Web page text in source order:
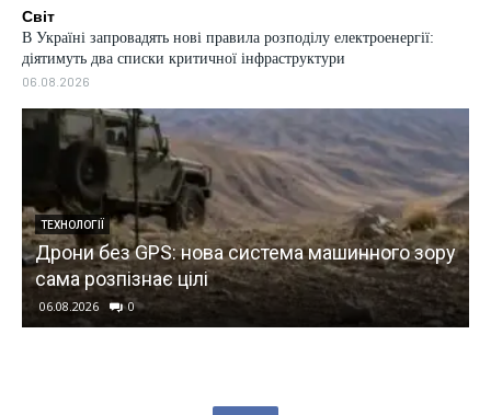
Світ
В Україні запровадять нові правила розподілу електроенергії:
діятимуть два списки критичної інфраструктури
06.08.2026
ТЕХНОЛОГІЇ
Дрони без GPS: нова система машинного зору
сама розпізнає цілі
06.08.2026 0